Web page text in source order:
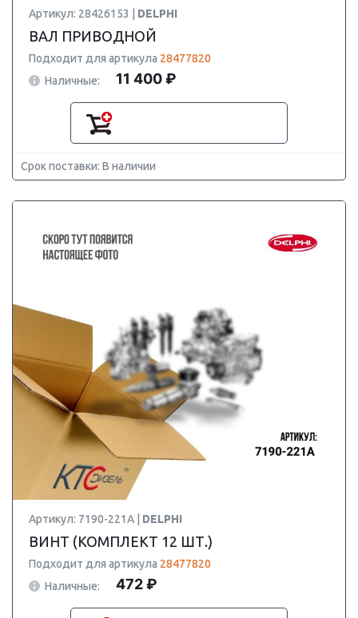
Артикул: 28426153 | DELPHI
ВАЛ ПРИВОДНОЙ
Подходит для артикула 28477820
Наличные:
11 400 ₽
Срок поставки: В наличии
Артикул: 7190-221A | DELPHI
ВИНТ (КОМПЛЕКТ 12 ШТ.)
Подходит для артикула 28477820
Наличные:
472 ₽